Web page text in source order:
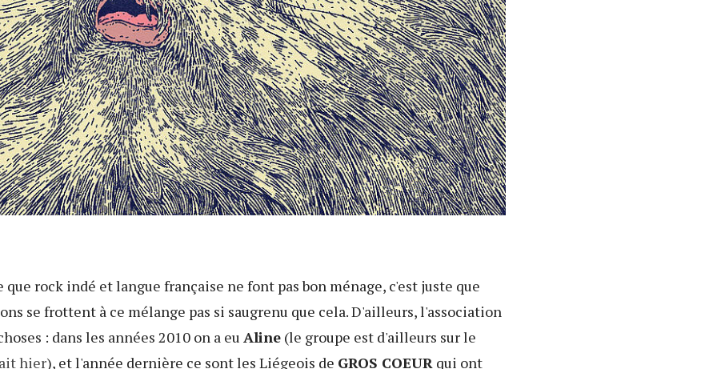
que rock indé et langue française ne font pas bon ménage, c'est juste que
se frottent à ce mélange pas si saugrenu que cela. D'ailleurs, l'association
: dans les années 2010 on a eu Aline(le groupe est d'ailleurs sur le
hier), et l'année dernière ce sont les Liégeois de GROS COEURqui ont